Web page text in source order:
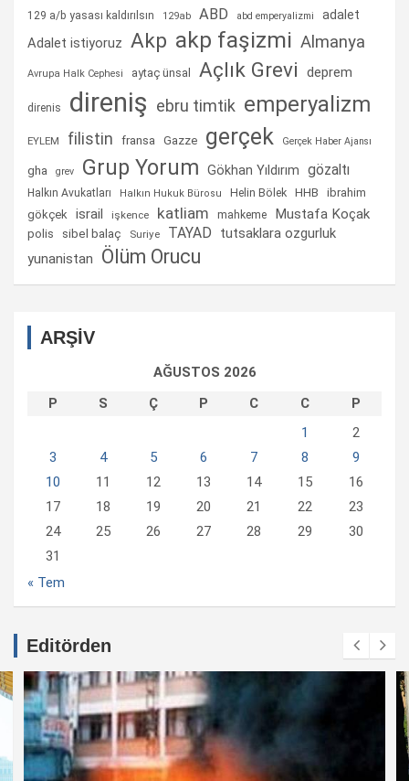
129 a/b yasası kaldırılsın 129ab ABD abd emperyalizmi adalet
Adalet istiyoruz Akp akp faşizmi Almanya
Avrupa Halk Cephesi aytaç ünsal Açlık Grevi deprem
direnis direniş ebru timtik emperyalizm
EYLEM filistin fransa Gazze gerçek Gerçek Haber Ajansı
gha grev Grup Yorum Gökhan Yıldırım gözaltı
Halkın Avukatları Halkın Hukuk Bürosu Helin Bölek HHB
ibrahim
gökçek israil işkence katliam mahkeme Mustafa Koçak
polis sibel balaç Suriye TAYAD
tutsaklara ozgurluk
yunanistan
Ölüm Orucu
ARŞİV
AĞUSTOS 2026
P
S Ç P C C
P
1
2
3
4 5 6 7 8
9
10
11 12 13 14 15
16
17
18 19 20 21 22
23
24
25 26 27 28 29
30
31
« Tem
Editörden